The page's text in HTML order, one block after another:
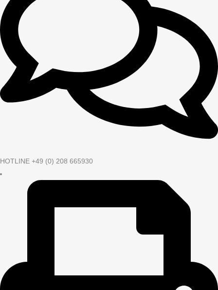
HOTLINE +49 (0) 208 665930